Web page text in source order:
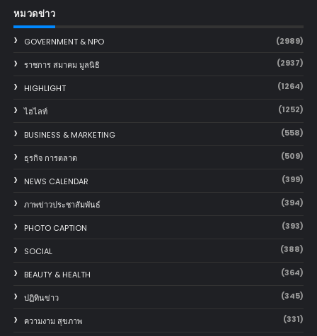
หมวดข่าว
GOVERNMENT & NPO (2989)
ราชการ สมาคม มูลนิธิ (2937)
HIGHLIGHT (1264)
ไฮไลท์ (1252)
BUSINESS & MARKETING (558)
ธุรกิจ การตลาด (509)
NEWS CALENDAR (399)
ภาพข่าวประชาสัมพันธ์ (394)
PHOTO CAPTION (393)
SOCIAL (388)
BEAUTY & HEALTH (364)
ปฏิทินข่าว (345)
ความงาม สุขภาพ (331)